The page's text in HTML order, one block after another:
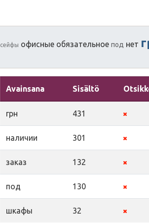
сейфы офисные обязательное под нет
Avainsana Sisältö
грн 431
наличии 301
заказ 132
под 130
шкафы 32